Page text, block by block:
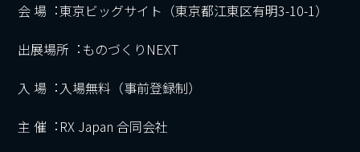
会 場︓東京ビッグサイト（東京都江東区有明3-10-1）
出展場所︓ものづくりNEXT
⼊ 場︓入場無料（事前登録制）
主 催︓RX Japan 合同会社